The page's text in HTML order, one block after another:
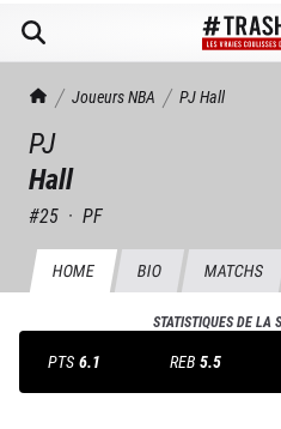
TrashTalk Actu NBA
Joueurs NBA PJHall
PJ
Hall
#25 · PF
HOME BIO MATCHS
STATISTIQUES DE LA
PTS 6.1 REB 5.5